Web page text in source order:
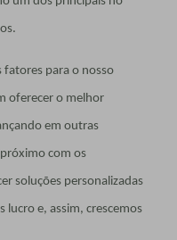
fatores para o nosso
oferecer o melhor
em outras
com os
soluções personalizadas
lucro e, assim, crescemos